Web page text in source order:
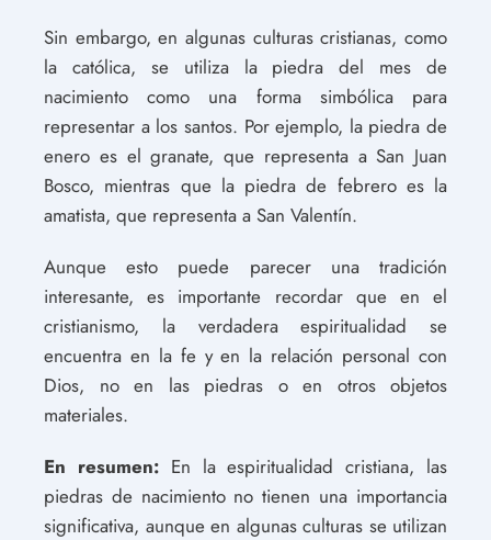
Sin embargo, en algunas culturas cristianas, como
la católica, se utiliza la piedra del mes de
nacimiento como una forma simbólica para
representar a los santos. Por ejemplo, la piedra de
enero es el granate, que representa a San Juan
Bosco, mientras que la piedra de febrero es la
amatista, que representa a San Valentín.
Aunque esto puede parecer una tradición
interesante, es importante recordar que en el
cristianismo, la verdadera espiritualidad se
encuentra en la fe y en la relación personal con
Dios, no en las piedras o en otros objetos
materiales.
En resumen:En la espiritualidad cristiana, las
piedras de nacimiento no tienen una importancia
significativa, aunque en algunas culturas se utilizan